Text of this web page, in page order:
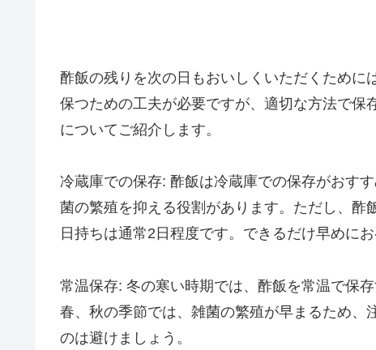
酢飯の残りを次の日もおいしくいただくために
保つための工夫が必要ですが、適切な方法で
についてご紹介します。
冷蔵庫での保存: 酢飯は冷蔵庫での保存がおす
菌の繁殖を抑える役割があります。ただし、酢
日持ちは通常2日程度です。できるだけ早めに
常温保存: 冬の寒い時期では、酢飯を常温で保
春、秋の季節では、雑菌の繁殖が早まるため、
のは避けましょう。